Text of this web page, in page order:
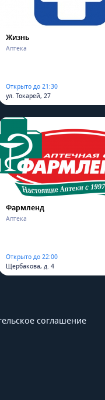
Западный
Жизнь
Аптека
Открыто до 21:30
ул. Токарей, 27
Фармленд
Аптека
Открыто до 22:00
Щербакова, д. 4
соглашение